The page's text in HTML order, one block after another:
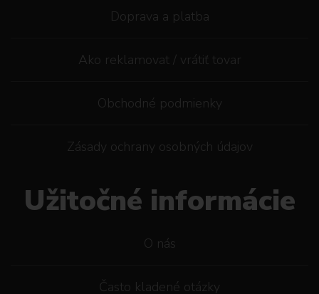
Doprava a platba
Ako reklamovat / vrátiť tovar
Obchodné podmienky
Zásady ochrany osobných údajov
Užitočné informácie
O nás
Často kladené otázky